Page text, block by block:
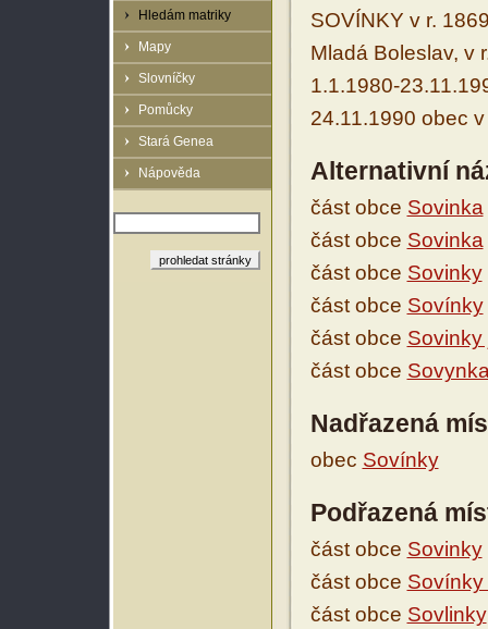
Hledám matriky
Mapy
Slovníčky
Pomůcky
Stará Genea
Nápověda
SOVÍNKY v r.
Mladá Boleslav, v
1.1.1980-
24.11.1990 obec
Alternativní
část obce Sovinka
část obce Sovinka
část obce Sovinky
část obce Sovínky
část obce Sovinky
část obce
Nadřazená
obec Sovínky
Podřazená
část obce Sovinky
část obce Sovínky
část obce Sovlinky